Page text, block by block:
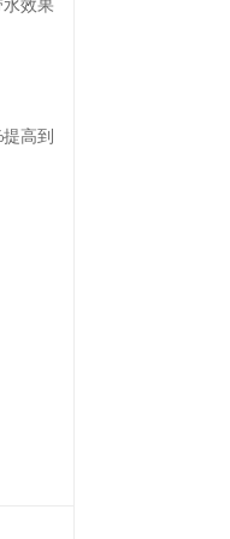
效果
高到